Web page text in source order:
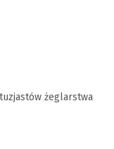
żeglarstwa